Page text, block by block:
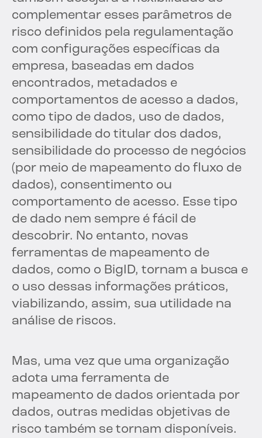
complementar esses parâmetros de
risco definidos pela regulamentação
com configurações específicas da
empresa, baseadas em dados
encontrados, metadados e
comportamentos de acesso a dados,
como tipo de dados, uso de dados,
sensibilidade do titular dos dados,
sensibilidade do processo de negócios
(por meio de mapeamento do fluxo de
dados), consentimento ou
comportamento de acesso. Esse tipo
de dado nem sempre é fácil de
descobrir. No entanto, novas
ferramentas de mapeamento de
dados, como o BigID, tornam a busca e
o uso dessas informações práticos,
viabilizando, assim, sua utilidade na
análise de riscos.
Mas, uma vez que uma organização
adota uma ferramenta de
mapeamento de dados orientada por
dados, outras medidas objetivas de
risco também se tornam disponíveis.